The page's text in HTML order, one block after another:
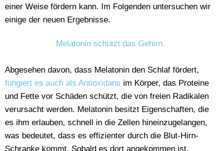
einer Weise fördern kann. Im Folgenden untersuchen wir
einige der neuen Ergebnisse.
Melatonin schützt das Gehirn
Abgesehen davon, dass Melatonin den Schlaf fördert,
fungiert es auch als Antioxidans im Körper, das Proteine
und Fette vor Schäden schützt, die von freien Radikalen
verursacht werden. Melatonin besitzt Eigenschaften, die
es ihm erlauben, schnell in die Zellen hineinzugelangen,
was bedeutet, dass es effizienter durch die Blut-Hirn-
Schranke kommt. Sobald es dort angekommen ist,